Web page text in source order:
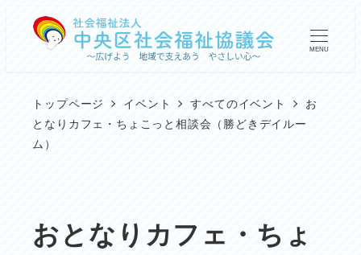
MENU
トップページ イベント すべてのイベント
お
となりカフェ・ちょこっと相談会（勝どきデイルー
ム）
おとなりカフェ・ちょ